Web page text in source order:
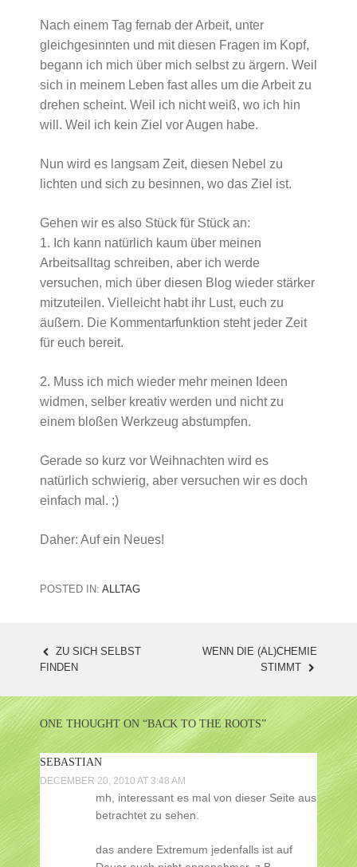
Nach einem Tag fernab der Arbeit, unter
gleichgesinnten und mit diesen Fragen im Kopf,
begann ich mich über mich selbst zu ärgern. Weil
sich in meinem Leben fast alles um die Arbeit zu
drehen scheint. Weil ich nicht weiß, wo ich hin
will. Weil ich kein Ziel vor Augen habe.
Nun wird es langsam Zeit, diesen Nebel zu
lichten und sich zu besinnen, wo das Ziel ist.
Gehen wir es also Stück für Stück an:
1. Ich kann natürlich kaum über meinen
Arbeitsalltag schreiben, aber ich werde
versuchen, mich über diesen Blog wieder stärker
mitzuteilen. Vielleicht habt ihr Lust, euch zu
äußern. Die Kommentarfunktion steht jeder Zeit
für euch bereit.
2. Muss ich mich wieder mehr meinen Ideen
widmen, selber kreativ werden und nicht zu
einem bloßen Werkzeug abstumpfen.
Gerade so kurz vor Weihnachten wird es
natürlich schwierig, aber versuchen wir es doch
einfach mal. ;)
Daher: Auf ein Neues!
POSTED IN: ALLTAG
POST
NAVIGATION
ZU SICH SELBST
FINDEN
WENN DIE (AL)CHEMIE
STIMMT
ONE THOUGHT ON “BACK TO THE ROOTS”
SEBASTIAN
DECEMBER 20, 2010 AT 3:48 AM
mh, interessant es mal von dieser Seite aus
betrachtet zu sehen.
das andere Extremum jedenfalls ist auf